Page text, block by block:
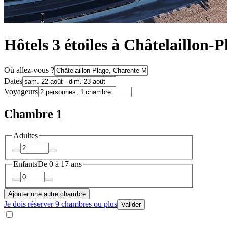
Hôtels 3 étoiles à Châtelaillon-
Où allez-vous ?
Dates
Voyageurs
Chambre 1
Adultes
EnfantsDe 0 à 17 ans
Ajouter une autre chambre
Je dois réserver 9 chambres ou plus Valider